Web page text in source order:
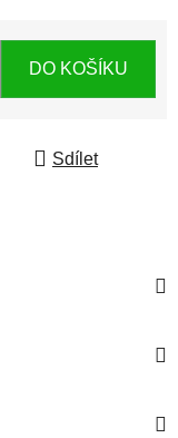
DO KOŠÍKU
Sdílet